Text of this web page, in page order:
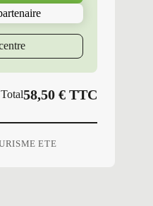
Total58,50€ TTC
ETE